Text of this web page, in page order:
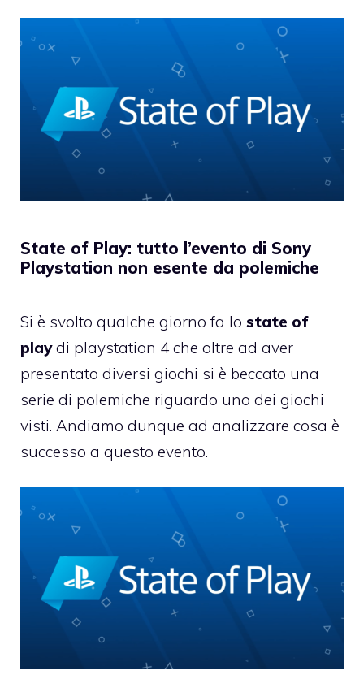
State of Play: tutto l’evento di Sony
Playstation non esente da polemiche
Si è svolto qualche giorno fa lo state of
playdi playstation 4 che oltre ad aver
presentato diversi giochi si è beccato una
serie di polemiche riguardo uno dei giochi
visti. Andiamo dunque ad analizzare cosa è
successo a questo evento.